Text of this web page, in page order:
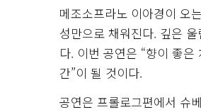
메조소프라노 이아경이 오
성만으로 채워진다. 깊은
다. 이번 공연은 “향이 좋
간”이 될 것이다.
공연은 프롤로그편에서 슈